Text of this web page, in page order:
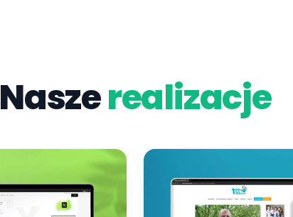
Naszerealizacje